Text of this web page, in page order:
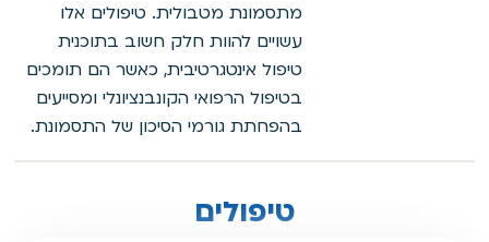
מתסמונת מטבולית. טיפולים אלו
עשויים להוות חלק חשוב בתוכנית
טיפול אינטגרטיבית, כאשר הם תומכים
בטיפול הרפואי הקונבנציונלי ומסייעים
בהפחתת גורמי הסיכון של התסמונת.
טיפולים